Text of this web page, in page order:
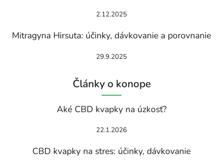
2.12.2025
Mitragyna Hirsuta: účinky, dávkovanie a porovnanie
29.9.2025
Články o konope
Aké CBD kvapky na úzkosť?
22.1.2026
CBD kvapky na stres: účinky, dávkovanie